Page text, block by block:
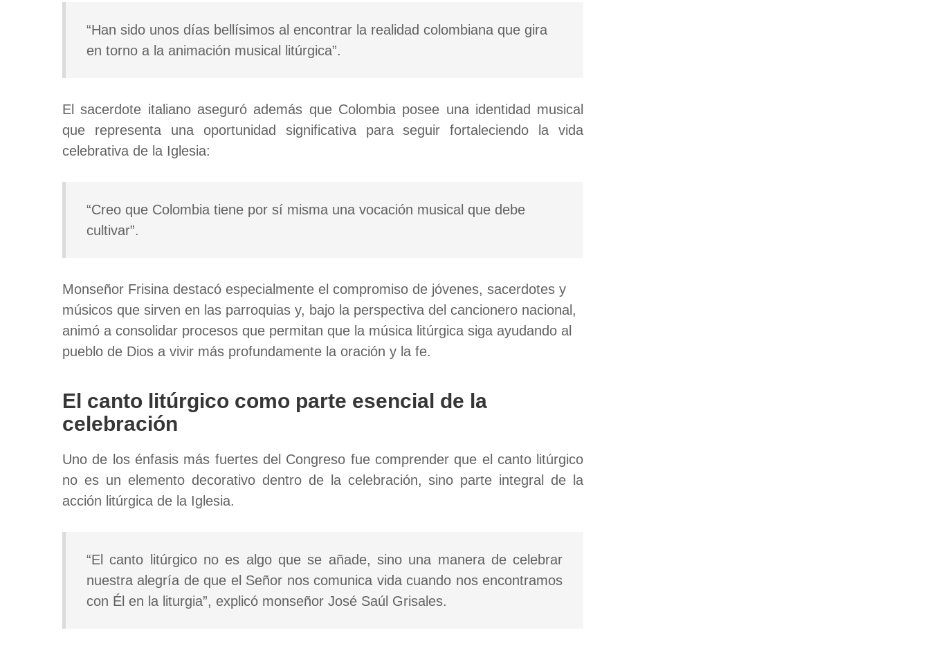
“Han sido unos días bellísimos al encontrar la realidad colombiana que gira
en torno a la animación musical litúrgica”.
El sacerdote italiano aseguró además que Colombia posee una identidad musical
que representa una oportunidad significativa para seguir fortaleciendo la vida
celebrativa de la Iglesia:
“Creo que Colombia tiene por sí misma una vocación musical que debe
cultivar”.
Monseñor Frisina destacó especialmente el compromiso de jóvenes, sacerdotes y
músicos que sirven en las parroquias y, bajo la perspectiva del cancionero nacional,
animó a consolidar procesos que permitan que la música litúrgica siga ayudando al
pueblo de Dios a vivir más profundamente la oración y la fe.
El canto litúrgico como parte esencial de la
celebración
Uno de los énfasis más fuertes del Congreso fue comprender que el canto litúrgico
no es un elemento decorativo dentro de la celebración, sino parte integral de la
acción litúrgica de la Iglesia.
“El canto litúrgico no es algo que se añade, sino una manera de celebrar
nuestra alegría de que el Señor nos comunica vida cuando nos encontramos
con Él en la liturgia”, explicó monseñor José Saúl Grisales.